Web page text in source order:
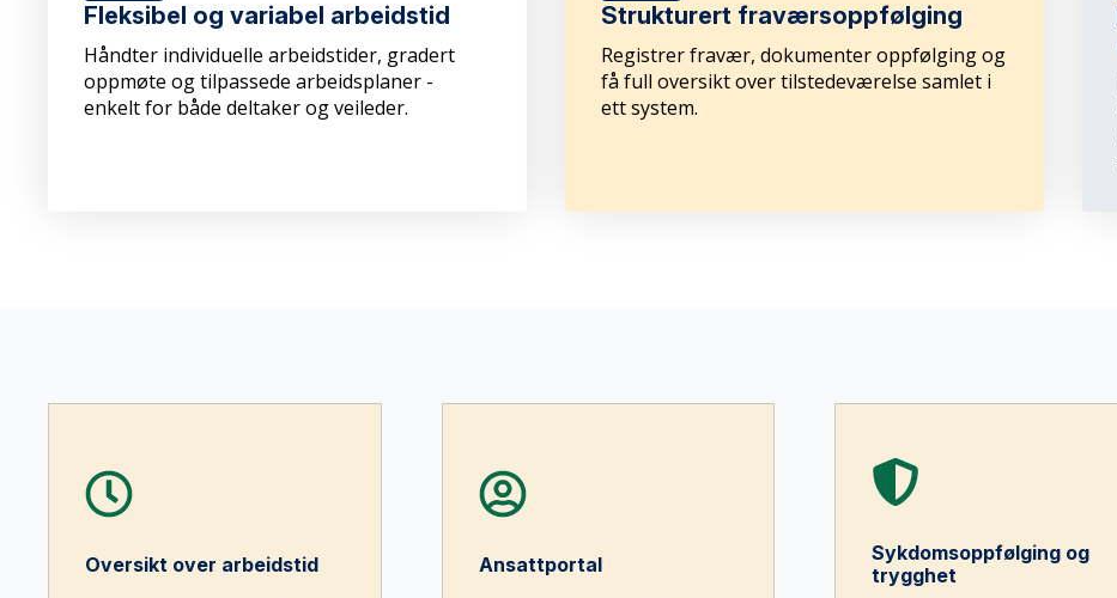
Fleksibel og variabel arbeidstid
Håndter individuelle arbeidstider, gradert
oppmøte og tilpassede arbeidsplaner -
enkelt for både deltaker og veileder.
Strukturert fraværsoppfølging
Registrer fravær, dokumenter oppfølging og
få full oversikt over tilstedeværelse samlet i
ett system.
Oversikt over arbeidstid Ansattportal
Sykdomsoppfølging og
trygghet